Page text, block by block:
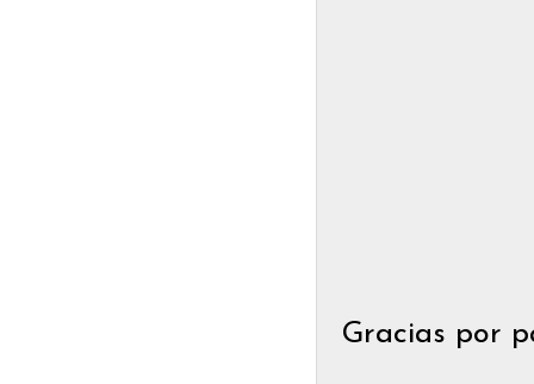
Gracias por